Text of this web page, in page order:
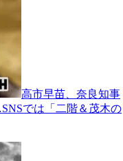
高市早苗、奈良知事
では「二階＆茂木の